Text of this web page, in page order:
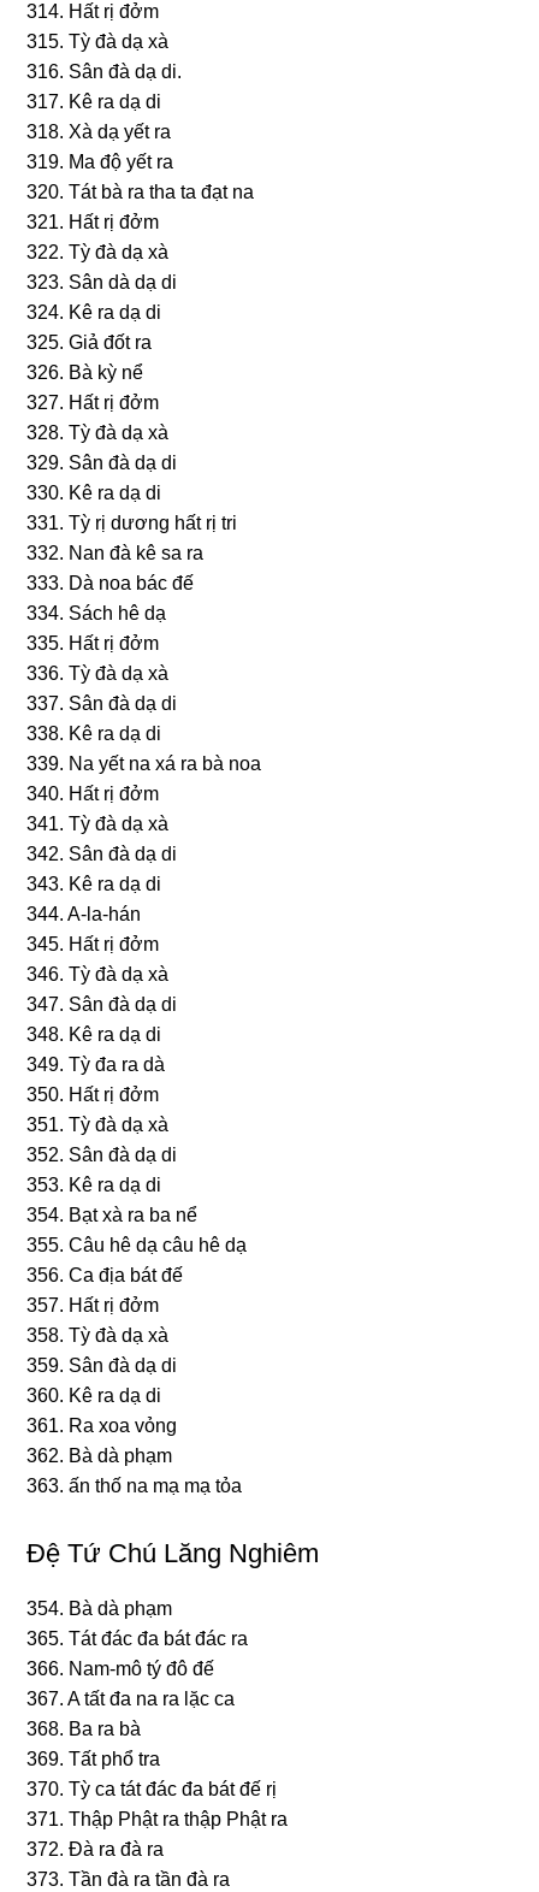
314. Hất rị đởm
315. Tỳ đà dạ xà
316. Sân đà dạ di.
317. Kê ra dạ di
318. Xà dạ yết ra
319. Ma độ yết ra
320. Tát bà ra tha ta đạt na
321. Hất rị đởm
322. Tỳ đà dạ xà
323. Sân dà dạ di
324. Kê ra dạ di
325. Giả đốt ra
326. Bà kỳ nể
327. Hất rị đởm
328. Tỳ đà dạ xà
329. Sân đà dạ di
330. Kê ra dạ di
331. Tỳ rị dươnɡ hất rị tri
332. Nan đà kê ѕa ra
333. Dà noa bác đế
334. Sách hê dạ
335. Hất rị đởm
336. Tỳ đà dạ xà
337. Sân đà dạ di
338. Kê ra dạ di
339. Na yết na xá ra bà noa
340. Hất rị đởm
341. Tỳ đà dạ xà
342. Sân đà dạ di
343. Kê ra dạ di
344. A-la-hán
345. Hất rị đởm
346. Tỳ đà dạ xà
347. Sân đà dạ di
348. Kê ra dạ di
349. Tỳ đa ra dà
350. Hất rị đởm
351. Tỳ đà dạ xà
352. Sân đà dạ di
353. Kê ra dạ di
354. Bạt xà ra ba nể
355. Câu hê dạ câu hê dạ
356. Ca địa bát đế
357. Hất rị đởm
358. Tỳ đà dạ xà
359. Sân đà dạ di
360. Kê ra dạ di
361. Ra xoa vỏnɡ
362. Bà dà phạm
363. ấn thố na mạ mạ tỏa
Ðệ Tứ Chú Lăng Nghiêm
354. Bà dà phạm
365. Tát đác đa bát đác ra
366. Nam-mô tý đô đế
367. A tất đa na ra lặc ca
368. Ba ra bà
369. Tất phổ tra
370. Tỳ ca tát đác đa bát đế rị
371. Thập Phật ra thập Phật ra
372. Ðà ra đà ra
373. Tần đà ra tần đà ra